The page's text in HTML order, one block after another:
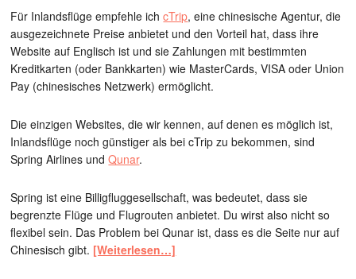
Für Inlandsflüge empfehle ichcTrip, eine chinesische Agentur, die
ausgezeichnete Preise anbietet und den Vorteil hat, dass ihre
Website auf Englisch ist und sie Zahlungen mit bestimmten
Kreditkarten (oder Bankkarten) wie MasterCards, VISA oder Union
Pay (chinesisches Netzwerk) ermöglicht.
Die einzigen Websites, die wir kennen, auf denen es möglich ist,
Inlandsflüge noch günstiger als bei cTrip zu bekommen, sind
Spring Airlines undQunar.
Spring ist eine Billigfluggesellschaft, was bedeutet, dass sie
begrenzte Flüge und Flugrouten anbietet. Du wirst also nicht so
flexibel sein. Das Problem bei Qunar ist, dass es die Seite nur auf
Chinesisch gibt. [Weiterlesen…]